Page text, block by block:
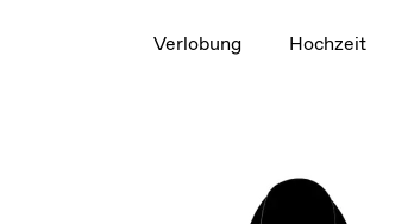
Verlobung Hochzeit